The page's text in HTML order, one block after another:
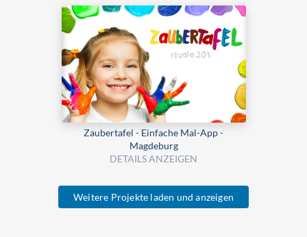
Zaubertafel - Einfache Mal-App -
Magdeburg
DETAILS ANZEIGEN
Weitere Projekte laden und anzeigen